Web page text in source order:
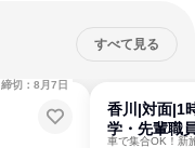
すべて見る
締切：8月7日
香川|対面|1
学・先輩職